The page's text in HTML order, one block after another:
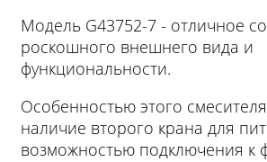
Модель G43752-7 - отличное
роскошного внешнего вида и
функциональности.
Особенностью этого
наличие второго крана для
возможностью подключения к